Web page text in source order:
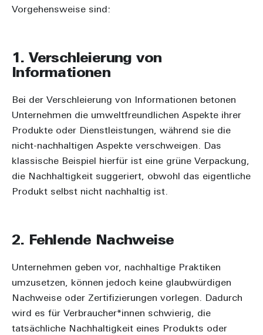
Vorgehensweise sind:
1. Verschleierung von
Informationen
Bei der Verschleierung von Informationen betonen
Unternehmen die umweltfreundlichen Aspekte ihrer
Produkte oder Dienstleistungen, während sie die
nicht-nachhaltigen Aspekte verschweigen. Das
klassische Beispiel hierfür ist eine grüne Verpackung,
die Nachhaltigkeit suggeriert, obwohl das eigentliche
Produkt selbst nicht nachhaltig ist.
2. Fehlende Nachweise
Unternehmen geben vor, nachhaltige Praktiken
umzusetzen, können jedoch keine glaubwürdigen
Nachweise oder Zertifizierungen vorlegen. Dadurch
wird es für Verbraucher*innen schwierig, die
tatsächliche Nachhaltigkeit eines Produkts oder